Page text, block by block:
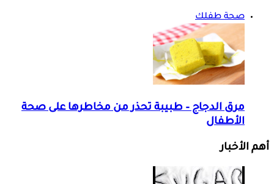
صحة طفلك
مرق الدجاج – طبيبة تحذر من مخاطرها على صحة
الأطفال
أهم الأخبار